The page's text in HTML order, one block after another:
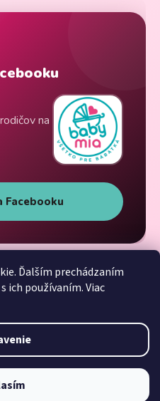
Ďalším prechádzaním
ich používaním. Viac
na
Facebooku
Shoptet